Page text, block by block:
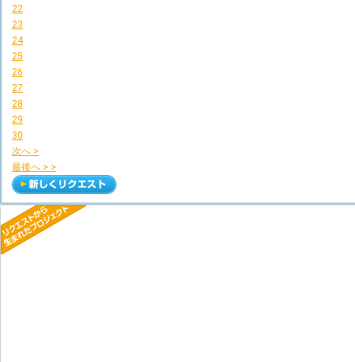
22
23
24
25
26
27
28
29
30
次へ >
最後へ > >